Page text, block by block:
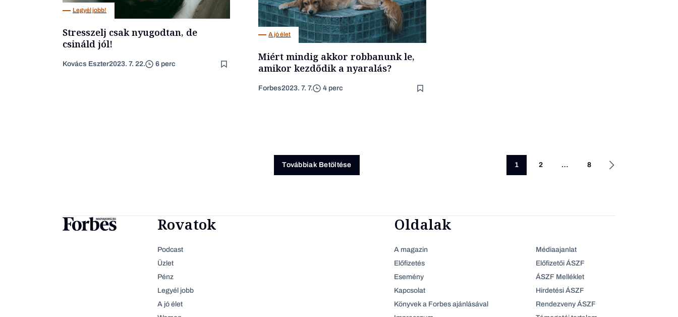
Legyél jobb!
Stresszelj csak nyugodtan, de
csináld jól!
Kovács Eszter2023. 7. 22. 6 perc
A jó élet
Miért mindig akkor robbanunk le,
amikor kezdődik a nyaralás?
Forbes2023. 7. 7. 4 perc
Továbbiak Betöltése 1 2 … 8
Rovatok
Podcast
Üzlet
Pénz
Legyél jobb
A jó élet
Oldalak
A magazin
Előfizetés
Esemény
Kapcsolat
Könyvek a Forbes ajánlásával
Médiaajanlat
Előfizetői ÁSZF
ÁSZF Melléklet
Hirdetési ÁSZF
Rendezveny ÁSZF